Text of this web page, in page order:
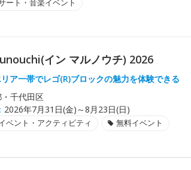
ート・音楽イベント
イン マルノウチ) 2026
ア一帯でレゴ(R)ブロックの魅力を体験できる
千代田区
2026年7月31日(金)～8月23日(日)
ベント・アクティビティ 無料イベント